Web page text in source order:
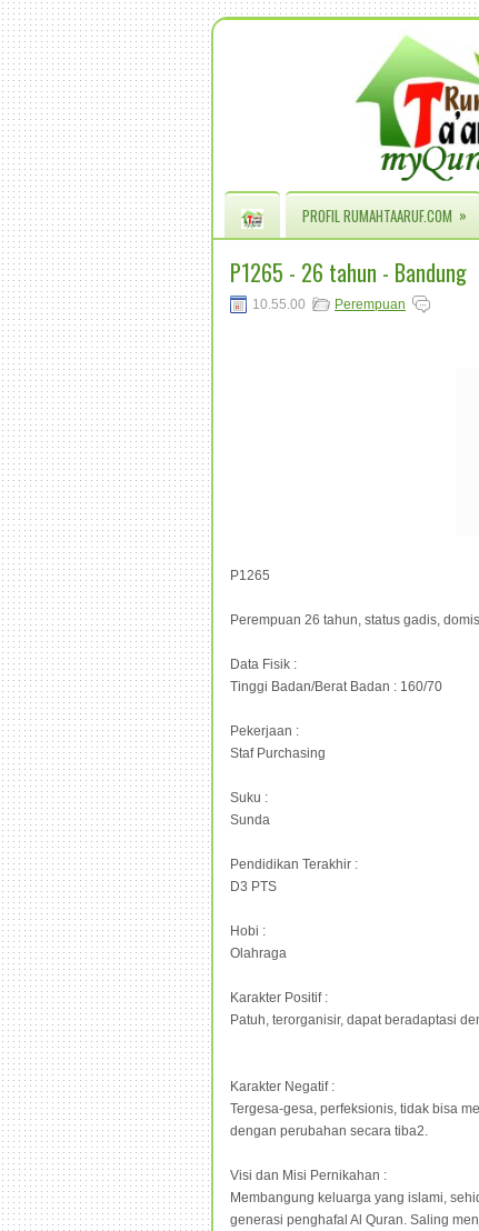
PROFIL RUMAHTAARUF.COM »
P1265 - 26 tahun - Bandung
10.55.00 Perempuan
P1265
Perempuan 26 tahun, status gadis,
Data Fisik :
Tinggi Badan/Berat Badan : 160/70
Pekerjaan :
Staf Purchasing
Suku :
Sunda
Pendidikan Terakhir :
D3 PTS
Hobi :
Olahraga
Karakter Positif :
Patuh, terorganisir, dapat beradaptasi
Karakter Negatif :
Tergesa-gesa, perfeksionis, tidak bisa
dengan perubahan secara tiba2.
Visi dan Misi Pernikahan :
Membangung keluarga yang islami,
generasi penghafal Al Quran. Saling